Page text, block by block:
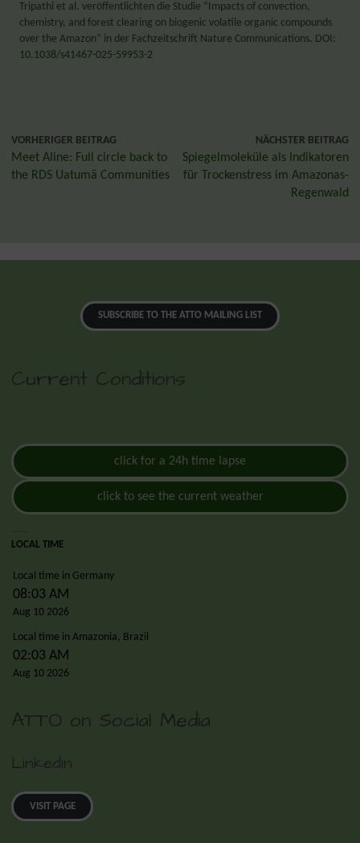
Tripathi et al. veröffentlichten die Studie “Impacts of convection,
chemistry, and forest clearing on biogenic volatile organic compounds
over the Amazon” in der Fachzeitschrift Nature Communications. DOI:
10.1038/s41467-025-59953-2
VORHERIGER BEITRAG
Meet Aline: Full circle back to
the RDS Uatumã Communities
NÄCHSTER BEITRAG
Spiegelmoleküle als Indikatoren
für Trockenstress im Amazonas-
Regenwald
SUBSCRIBE TO THE ATTO MAILING LIST
Current Conditions
click for a 24h time lapse
click to see the current weather
LOCAL TIME
Local time in Germany
08:03 AM
Aug 10 2026
Local time in Amazonia, Brazil
02:03 AM
Aug 10 2026
ATTO on Social Media
LinkedIn
VISIT PAGE